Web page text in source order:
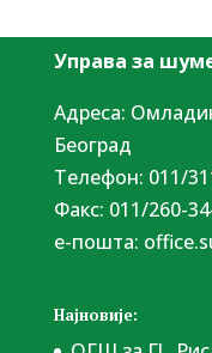
Управа за
Адреса:
Београд
Tелефон: 011/
Факс: 011/260-
е-пошта:
Најновије: